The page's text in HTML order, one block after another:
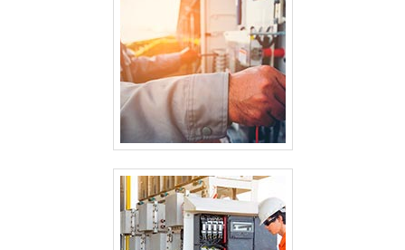
QUALIFICADA DO SEGMENTO Somente na Strazmaq
sempre tem a solução mais buscada na área de fabrica
de quadros elétricos. Prezando pelo que há de mais
moderno, traz inovações e variedades em QTA-MG6001 e
USCA MG6000. Tem rótulo de comprometida com os
serviços e responsável, padrões possíveis por contar com
escritório de alta qualidade onde são realizadas as
atividades e laboratório próprio. Todos esses fatores,
agregados a uma equipe com colaboradores proativos e
trabalhadores de alta qualidade, garantem uma entrega
de excelência de ponta a ponta. .